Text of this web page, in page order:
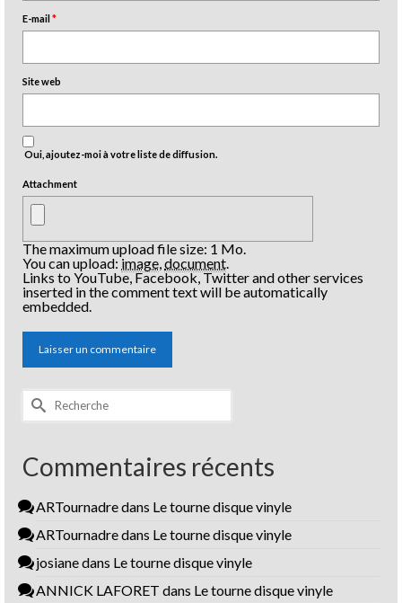
E-mail*
Site web
Oui, ajoutez-moi à votre liste de diffusion.
Attachment
The maximum upload file size: 1 Mo.
You can upload:image document
Links to YouTube, Facebook, Twitter and other services
inserted in the comment text will be automatically
embedded.
Rechercher :
Commentaires récents
ARTournadredans Le tourne disque vinyle
ARTournadredans Le tourne disque vinyle
josianedans Le tourne disque vinyle
ANNICK LAFORET dans Le tourne disque vinyle